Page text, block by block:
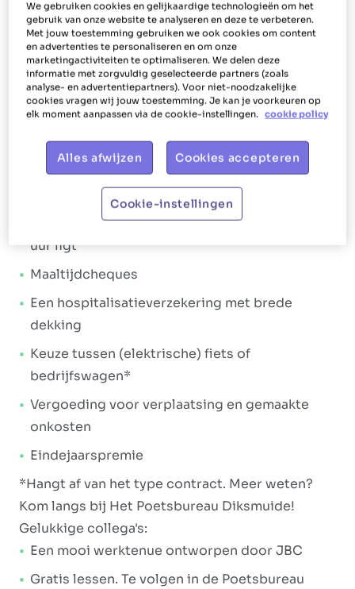
Ons aanbod
Bij Het Poetsbureau gaan we elke dag voor
en happy werknemers. Dat wordt ook vertaald in
de manier waarop we jou als poetshulp verlonen
en bijstaan. Ons doel is dan ook om jou te laten
Diksmuide niet alleen eenaantrekkelijk
loonpakket, maar ook tal vanextralegale
. Loonpakket:
Een brutoloon dat tussen € 14,67 en € 15,53 per
uur ligt
Maaltijdcheques
Een hospitalisatieverzekering met brede
dekking
Keuze tussen (elektrische) fiets of
bedrijfswagen*
Vergoeding voor verplaatsing en gemaakte
onkosten
Eindejaarspremie
*Hangt af van het type contract. Meer weten?
Kom langs bij Het Poetsbureau Diksmuide!
Gelukkige collega's:
Een mooi werktenue ontworpen door JBC
Gratis lessen. Te volgen in de Poetsbureau
We gebruiken cookies en gelijkaardige technologieën om het
gebruik van onze website te analyseren en deze te verbeteren.
Met jouw toestemming gebruiken we ook cookies om content
en advertenties te personaliseren en om onze
marketingactiviteiten te optimaliseren. We delen deze
informatie met zorgvuldig geselecteerde partners (zoals
analyse- en advertentiepartners). Voor niet-noodzakelijke
cookies vragen wij jouw toestemming. Je kan je voorkeuren op
elk moment aanpassen via de cookie-instellingen. cookie policy
Alles afwijzen Cookies accepteren
Cookie-instellingen